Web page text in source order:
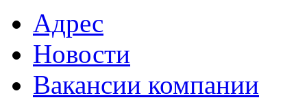
Адрес
Новости
Вакансии компании